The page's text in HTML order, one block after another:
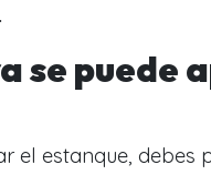
se puede
el estanque, debes